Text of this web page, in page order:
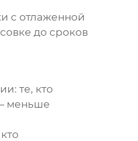
с отлаженной
до сроков
те, кто
меньше